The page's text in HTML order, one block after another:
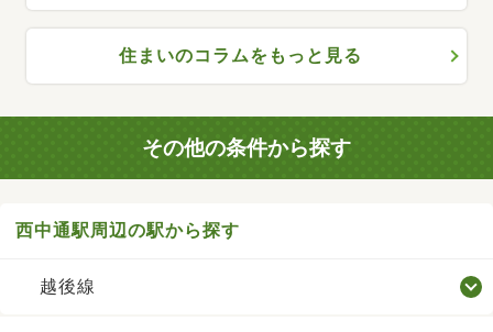
住まいのコラムをもっと見る
その他の条件から探す
西中通駅周辺の駅から探す
越後線